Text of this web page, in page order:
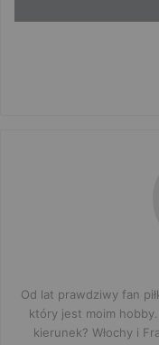
Od lat prawdziwy fan
który jest moim
kierunek? Włochy i